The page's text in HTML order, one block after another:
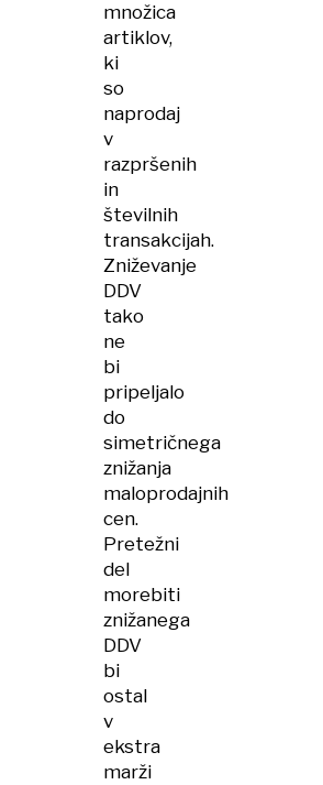
množica
artiklov,
ki
so
naprodaj
v
razpršenih
in
številnih
transakcijah.
Zniževanje
DDV
tako
ne
bi
pripeljalo
do
simetričnega
znižanja
maloprodajnih
cen.
Pretežni
del
morebiti
znižanega
DDV
bi
ostal
v
ekstra
marži